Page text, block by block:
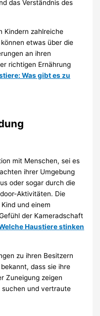
das Verständnis des
Kindern zahlreiche
etwas über die
an ihren
richtigen Ernährung
Was gibt es zu
mit Menschen, sei es
ihrer Umgebung
oder sogar durch die
Aktivitäten. Die
und einem
der Kameradschaft
Haustiere stinken
zu ihren Besitzern
dass sie ihre
Zuneigung zeigen
suchen und vertraute